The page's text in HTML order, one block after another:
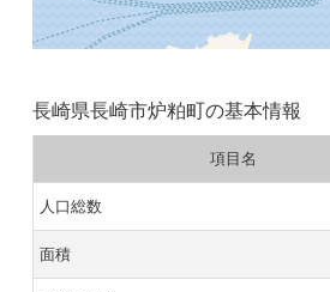
長崎県長崎市炉粕町の基本情報
項目名
人口総数
面積